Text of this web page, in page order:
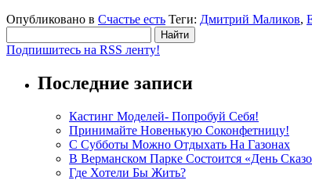
Опубликовано в Счастье есть Теги: Дмитрий Маликов,
Подпишитесь на RSS ленту!
Последние записи
Кастинг Моделей- Попробуй Себя!
Принимайте Новенькую Соконфетницу!
С Субботы Можно Отдыхать На Газонах
В Верманском Парке Состоится «День
Где Хотели Бы Жить?